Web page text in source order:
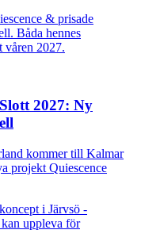
2027: Ny
kommer till Kalmar
projekt Quiescence